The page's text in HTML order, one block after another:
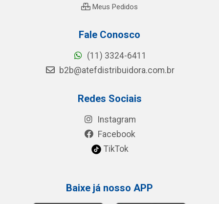
Meus Pedidos
Fale Conosco
(11) 3324-6411
b2b@atefdistribuidora.com.br
Redes Sociais
Instagram
Facebook
TikTok
Baixe já nosso APP